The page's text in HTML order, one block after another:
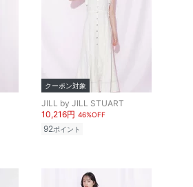
クーポン対象
JILL by JILL STUART
10,216円 46%OFF
92ポイント